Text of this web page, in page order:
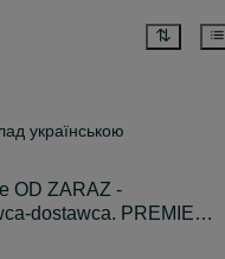
українською
OD ZARAZ -
dostawca. PREMIE I